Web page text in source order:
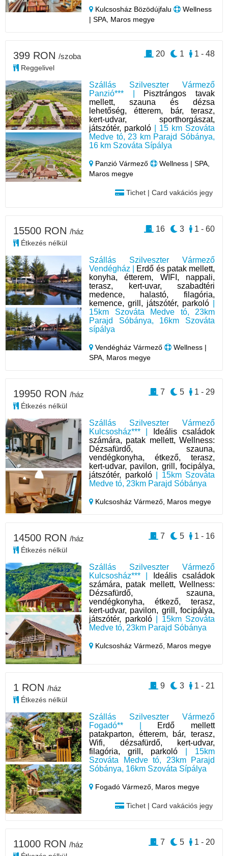
Kulcsosház Bözödújfalu
Wellness
| SPA, Maros megye
Szállás Szilveszter Vármező
Panzió*** | Pisztrángos tavak
mellett, szauna és dézsa
lehetőség, étterem, bár, terasz,
kert-udvar, sporthorgászat,
játszótér, parkoló | 15 km Szováta
Medve tó, 23 km Parajd Sóbánya,
16 km Szováta Sípálya
Panzió Vármező
Wellness | SPA,
Maros megye
Tichet | Card vakációs jegy
399 RON /szoba
Reggelivel
1 - 48
1
20
Szállás Szilveszter Vármező
Vendégház | Erdő és patak mellett,
konyha, étterem, WIFI, nappali,
terasz, kert-uvar, szabadtéri
medence, halastó, filagória,
kemence, grill, játszótér, parkoló
15km Szováta Medve tó, 23km
Parajd Sóbánya, 16km Szováta
sípálya
Vendégház Vármező
Wellness |
SPA, Maros megye
15500 RON /ház
Étkezés nélkül
1 - 60
3
16
Szállás Szilveszter Vármező
Kulcsosház*** |
Ideális családok
számára, patak mellett, Wellness:
Dézsafürdő, szauna,
vendégkonyha, étkező, terasz,
kert-udvar, pavilon, grill, focipálya,
játszótér, parkoló| 15km Szováta
Medve tó, 23km Parajd Sóbánya
Kulcsosház Vármező, Maros megye
19950 RON /ház
Étkezés nélkül
1 - 29
5
7
Szállás Szilveszter Vármező
Kulcsosház*** |
Ideális családok
számára, patak mellett, Wellness:
Dézsafürdő, szauna,
vendégkonyha, étkező, terasz,
kert-udvar, pavilon, grill, focipálya,
játszótér, parkoló| 15km Szováta
Medve tó, 23km Parajd Sóbánya
Kulcsosház Vármező, Maros megye
14500 RON /ház
Étkezés nélkül
1 - 16
5
7
Szállás Szilveszter Vármező
Fogadó** | Erdő mellett
patakparton, étterem, bár, terasz,
Wifi, dézsafürdő, kert-udvar,
filagória, grill, parkoló | 15km
Szováta Medve tó, 23km Parajd
Sóbánya, 16km Szováta Sípálya
Fogadó Vármező, Maros megye
Tichet | Card vakációs jegy
1 RON /ház
Étkezés nélkül
1 - 21
3
9
11000 RON /ház 1 - 20
5
7